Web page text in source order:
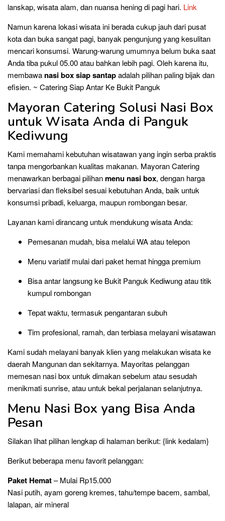
lanskap, wisata alam, dan nuansa hening di pagi hari. Link
Namun karena lokasi wisata ini berada cukup jauh dari pusat
kota dan buka sangat pagi, banyak pengunjung yang kesulitan
mencari konsumsi. Warung-warung umumnya belum buka saat
Anda tiba pukul 05.00 atau bahkan lebih pagi. Oleh karena itu,
membawa nasi box siap santapadalah pilihan paling bijak dan
efisien. ~ Catering Siap Antar Ke Bukit Panguk
Mayoran Catering Solusi Nasi Box
untuk Wisata Anda di Panguk
Kediwung
Kami memahami kebutuhan wisatawan yang ingin serba praktis
tanpa mengorbankan kualitas makanan. Mayoran Catering
menawarkan berbagai pilihanmenu nasi box, dengan harga
bervariasi dan fleksibel sesuai kebutuhan Anda, baik untuk
konsumsi pribadi, keluarga, maupun rombongan besar.
Layanan kami dirancang untuk mendukung wisata Anda:
Pemesanan mudah, bisa melalui WA atau telepon
Menu variatif mulai dari paket hemat hingga premium
Bisa antar langsung ke Bukit Panguk Kediwung atau titik
kumpul rombongan
Tepat waktu, termasuk pengantaran subuh
Tim profesional, ramah, dan terbiasa melayani wisatawan
Kami sudah melayani banyak klien yang melakukan wisata ke
daerah Mangunan dan sekitarnya. Mayoritas pelanggan
memesan nasi box untuk dimakan sebelum atau sesudah
menikmati sunrise, atau untuk bekal perjalanan selanjutnya.
Menu Nasi Box yang Bisa Anda
Pesan
Silakan lihat pilihan lengkap di halaman berikut: {link kedalam}
Berikut beberapa menu favorit pelanggan:
Paket Hemat– Mulai Rp15.000
Nasi putih, ayam goreng kremes, tahu/tempe bacem, sambal,
lalapan, air mineral